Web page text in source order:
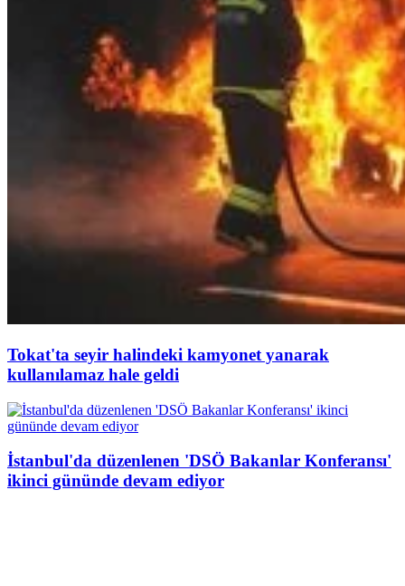
Tokat'ta seyir halindeki kamyonet yanarak
kullanılamaz hale geldi
İstanbul'da düzenlenen 'DSÖ Bakanlar Konferansı'
ikinci gününde devam ediyor